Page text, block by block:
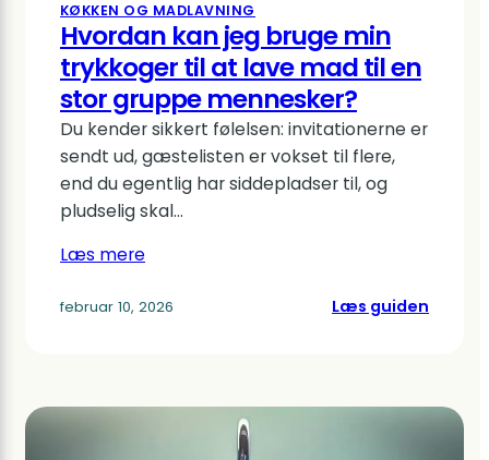
KØKKEN OG MADLAVNING
Hvordan kan jeg bruge min
trykkoger til at lave mad til en
stor gruppe mennesker?
Du kender sikkert følelsen: invitationerne er
sendt ud, gæstelisten er vokset til flere,
end du egentlig har siddepladser til, og
pludselig skal…
Læs mere
februar 10, 2026 Læs guiden
bruge